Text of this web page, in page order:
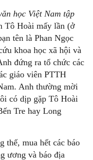
học Việt Nam tập
Tô Hoài mấy lần (ở
tên là Phan Ngọc
khoa học xã hội và
đứng ra tổ chức các
giáo viên PTTH
Anh thường mời
có dịp gặp Tô Hoài
Tre hay Long
thế, mua hết các báo
ương và báo địa